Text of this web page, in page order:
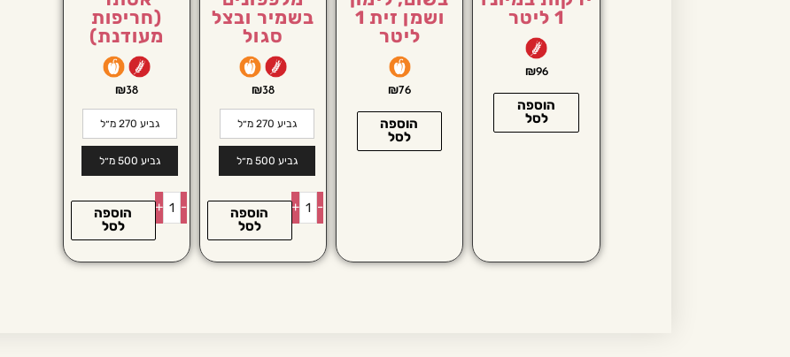
1 ליטר
₪96
הוספה
לסל
ושמן זית 1
ליטר
₪76
הוספה
לסל
בשמיר ובצל
סגול
₪38
גביע 270 מ״ל
גביע 500 מ״ל
-
+
הוספה
לסל
(חריפות
מעודנת)
₪38
גביע 270 מ״ל
גביע 500 מ״ל
-
+
הוספה
לסל